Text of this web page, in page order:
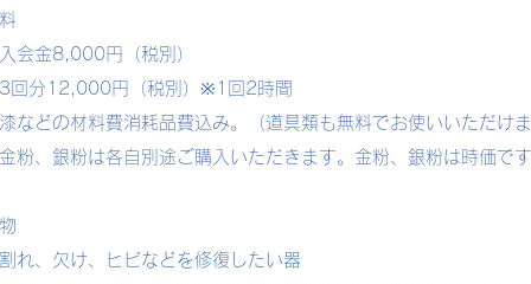
会金8,000円（税別）
分12,000円（税別）※1回2時間
などの材料費消耗品費込み。（道具類も無料でお使いいただけま
粉、銀粉は各自別途ご購入いただきます。 金粉、銀粉は時価です
れ、欠け、ヒビなどを修復したい器